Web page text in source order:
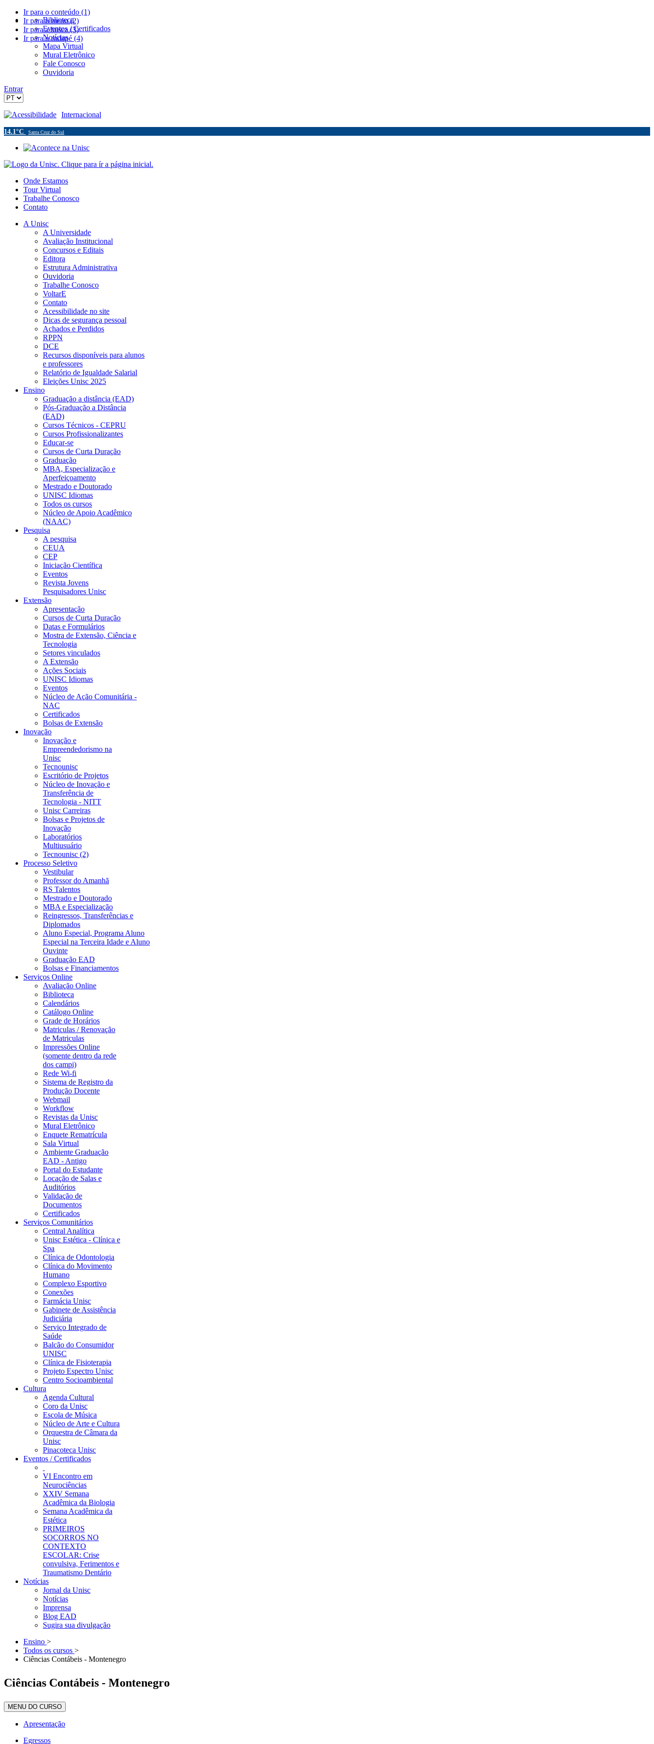
Ir para o conteúdo (1)
Ir para o menu (2)
Ir para a busca (3)
Ir para o rodapé (4)
Biblioteca
Eventos / Certificados
Notícias
Mapa Virtual
Mural Eletrônico
Fale Conosco
Ouvidoria
Entrar
Acessibilidade Internacional
14.1°C Santa Cruz do Sul
Onde Estamos
Tour Virtual
Trabalhe Conosco
Contato
A Unisc
A Universidade
Avaliação Institucional
Concursos e Editais
Editora
Estrutura Administrativa
Ouvidoria
Trabalhe Conosco
VoltarE
Contato
Acessibilidade no site
Dicas de segurança pessoal
Achados e Perdidos
RPPN
DCE
Recursos disponíveis para alunos
e professores
Relatório de Igualdade Salarial
Eleições Unisc 2025
Ensino
Graduação a distância (EAD)
Pós-Graduação a Distância
(EAD)
Cursos Técnicos - CEPRU
Cursos Profissionalizantes
Educar-se
Cursos de Curta Duração
Graduação
MBA, Especialização e
Aperfeiçoamento
Mestrado e Doutorado
UNISC Idiomas
Todos os cursos
Núcleo de Apoio Acadêmico
(NAAC)
Pesquisa
A pesquisa
CEUA
CEP
Iniciação Científica
Eventos
Revista Jovens
Pesquisadores Unisc
Extensão
Apresentação
Cursos de Curta Duração
Datas e Formulários
Mostra de Extensão, Ciência e
Tecnologia
Setores vinculados
A Extensão
Ações Sociais
UNISC Idiomas
Eventos
Núcleo de Ação Comunitária -
NAC
Certificados
Bolsas de Extensão
Inovação
Inovação e
Empreendedorismo na
Unisc
Tecnounisc
Escritório de Projetos
Núcleo de Inovação e
Transferência de
Tecnologia - NITT
Unisc Carreiras
Bolsas e Projetos de
Inovação
Laboratórios
Multiusuário
Tecnounisc (2)
Processo Seletivo
Vestibular
Professor do Amanhã
RS Talentos
Mestrado e Doutorado
MBA e Especialização
Reingressos, Transferências e
Diplomados
Aluno Especial, Programa Aluno
Especial na Terceira Idade e Aluno
Ouvinte
Graduação EAD
Bolsas e Financiamentos
Serviços Online
Avaliação Online
Biblioteca
Calendários
Catálogo Online
Grade de Horários
Matriculas / Renovação
de Matriculas
Impressões Online
(somente dentro da rede
dos campi)
Rede Wi-fi
Sistema de Registro da
Produção Docente
Webmail
Workflow
Revistas da Unisc
Mural Eletrônico
Enquete Rematrícula
Sala Virtual
Ambiente Graduação
EAD - Antigo
Portal do Estudante
Locação de Salas e
Auditórios
Validação de
Documentos
Certificados
Serviços Comunitários
Central Analítica
Unisc Estética - Clínica e
Spa
Clínica de Odontologia
Clínica do Movimento
Humano
Complexo Esportivo
Conexões
Farmácia Unisc
Gabinete de Assistência
Judiciária
Serviço Integrado de
Saúde
Balcão do Consumidor
UNISC
Clínica de Fisioterapia
Projeto Espectro Unisc
Centro Socioambiental
Cultura
Agenda Cultural
Coro da Unisc
Escola de Música
Núcleo de Arte e Cultura
Orquestra de Câmara da
Unisc
Pinacoteca Unisc
Eventos / Certificados
VI Encontro em
Neurociências
XXIV Semana
Acadêmica da Biologia
Semana Acadêmica da
Estética
PRIMEIROS
SOCORROS NO
CONTEXTO
ESCOLAR: Crise
convulsiva, Ferimentos e
Traumatismo Dentário
Notícias
Jornal da Unisc
Notícias
Imprensa
Blog EAD
Sugira sua divulgação
Ensino >
Todos os cursos >
Ciências Contábeis - Montenegro
Ciências Contábeis - Montenegro
MENU DO CURSO
Apresentação
Egressos